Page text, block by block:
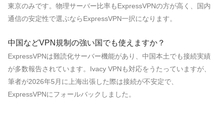
東京のみです。物理サーバー比率もExpressVPNの方が高く、国内
通信の安定性で選ぶならExpressVPN一択になります。
中国などVPN規制の強い国でも使えますか？
ExpressVPNは難読化サーバー機能があり、中国本土でも接続実績
が多数報告されています。Ivacy VPNも対応をうたっていますが、
筆者が2026年5月に上海出張した際は接続が不安定で、
ExpressVPNにフォールバックしました。